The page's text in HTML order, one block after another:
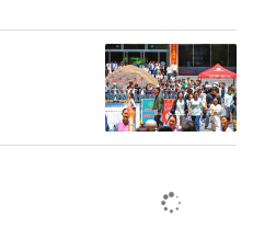
现“文旅+住宿+体
府举办“太行古堡文
与现代科技交融，打
长治市启动“壮美太
引18个省（区、市）
，签约8个精品文旅